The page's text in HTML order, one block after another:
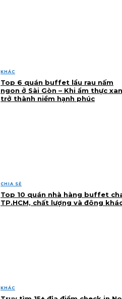
KHÁC
Top 6 quán buffet lẩu rau nấm
ngon ở Sài Gòn – Khi ẩm thực
trở thành niềm hạnh phúc
CHIA SẺ
Top 10 quán nhà hàng buffet
TP.HCM, chất lượng và đông
KHÁC